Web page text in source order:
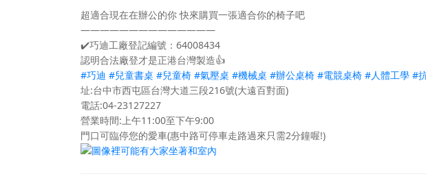
超適合現在在辦公的你 快來購買一張適合你的椅子吧
——————————————
✔️巧迪工廠登記編號：64008434
認明合法廠登才是正港台灣製造👍
#巧迪 #兒童書桌 #兒童椅 #氣壓桌 #機械桌 #辦公桌椅 #電競桌椅 #人體工學 #
址:台中市西屯區台灣大道三段216號(大遠百對面)
電話:04-23127227
營業時間:上午11:00至下午9:00
門口可臨停您的愛車(惠中路可停車走路過來只需2分鐘喔!)